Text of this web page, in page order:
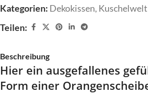
Kategorien: Dekokissen, Kuschelwelt
Teilen:
Beschreibung
Hier ein ausgefallenes
Form einer